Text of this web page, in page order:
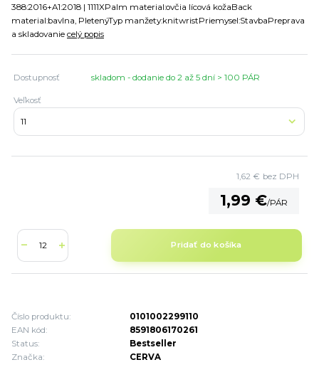
388:2016+A1:2018 | 1111XPalm material:ovčia lícová kožaBack
material:bavlna, PletenýTyp manžety:knitwristPriemysel:StavbaPreprava
a skladovanie celý popis
Dostupnosť skladom - dodanie do 2 až 5 dní > 100 PÁR
Veľkosť
1,99 €/PÁR
1,62 € bez DPH
Pridať do košíka
Číslo produktu:
0101002299110
EAN kód:
8591806170261
Status:
Bestseller
Značka:
CERVA